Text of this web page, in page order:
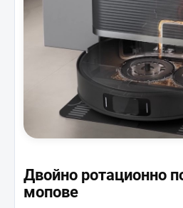
Двойно ротационно
мопове